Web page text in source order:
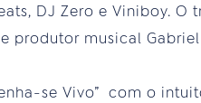
DJ Zero e Viniboy. O
produtor musical
se Vivo” com o